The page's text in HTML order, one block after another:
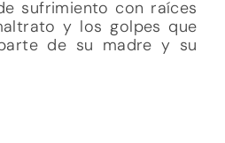
sufrimiento con raíces
y los golpes que
de su madre y su